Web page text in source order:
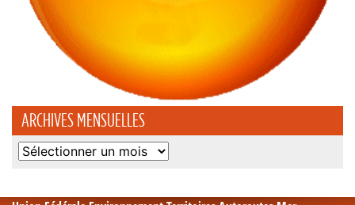
ARCHIVES MENSUELLES
Archives